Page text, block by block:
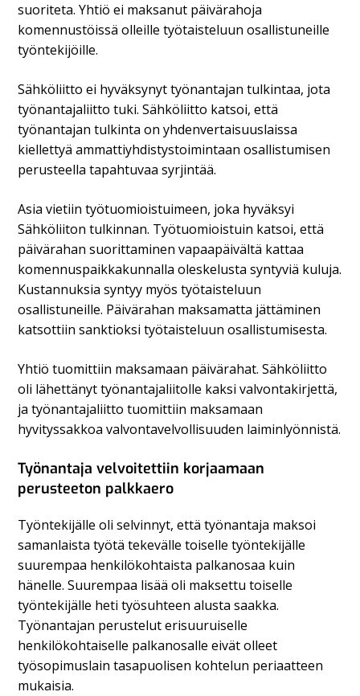
suoriteta. Yhtiö ei maksanut päivärahoja
komennustöissä olleille työtaisteluun osallistuneille
työntekijöille.
Sähköliitto ei hyväksynyt työnantajan tulkintaa, jota
työnantajaliitto tuki. Sähköliitto katsoi, että
työnantajan tulkinta on yhdenvertaisuuslaissa
kiellettyä ammattiyhdistystoimintaan osallistumisen
perusteella tapahtuvaa syrjintää.
Asia vietiin työtuomioistuimeen, joka hyväksyi
Sähköliiton tulkinnan. Työtuomioistuin katsoi, että
päivärahan suorittaminen vapaapäivältä kattaa
komennuspaikkakunnalla oleskelusta syntyviä kuluja.
Kustannuksia syntyy myös työtaisteluun
osallistuneille. Päivärahan maksamatta jättäminen
katsottiin sanktioksi työtaisteluun osallistumisesta.
Yhtiö tuomittiin maksamaan päivärahat. Sähköliitto
oli lähettänyt työnantajaliitolle kaksi valvontakirjettä,
ja työnantajaliitto tuomittiin maksamaan
hyvityssakkoa valvontavelvollisuuden laiminlyönnistä.
Työnantaja velvoitettiin korjaamaan
perusteeton palkkaero
Työntekijälle oli selvinnyt, että työnantaja maksoi
samanlaista työtä tekevälle toiselle työntekijälle
suurempaa henkilökohtaista palkanosaa kuin
hänelle. Suurempaa lisää oli maksettu toiselle
työntekijälle heti työsuhteen alusta saakka.
Työnantajan perustelut erisuuruiselle
henkilökohtaiselle palkanosalle eivät olleet
työsopimuslain tasapuolisen kohtelun periaatteen
mukaisia.